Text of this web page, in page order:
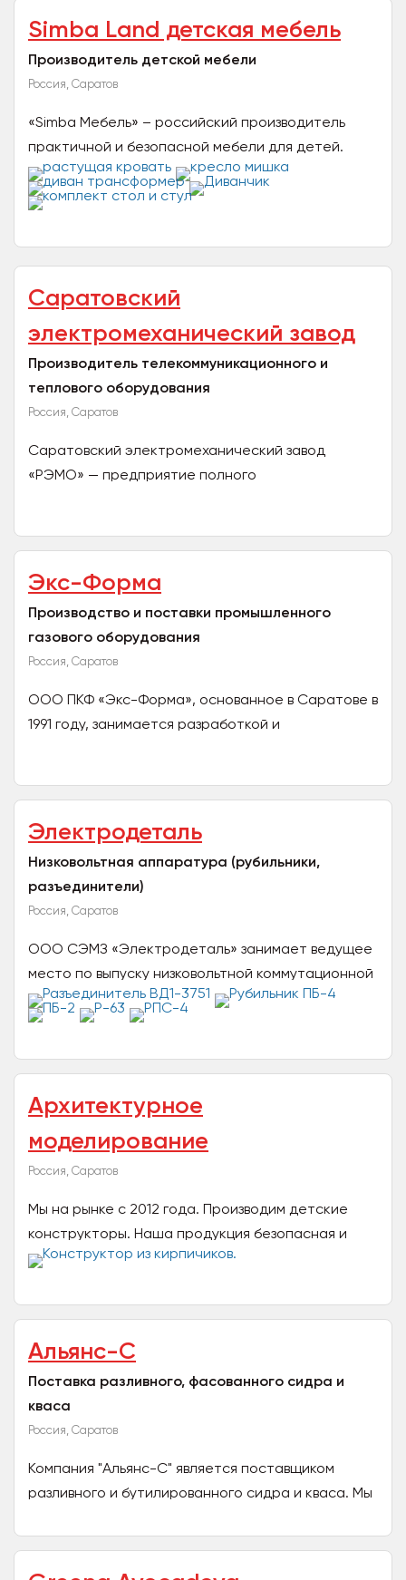
Simba Land детская мебель
Производитель детской мебели
Россия, Саратов
«Simba Мебель» – российский производитель
практичной и безопасной мебели для детей.
Компания специализируется на создании
функциональных и стильных...
Саратовский
электромеханический завод
Производитель телекоммуникационного и
теплового оборудования
Россия, Саратов
Саратовский электромеханический завод
«РЭМО» — предприятие полного
Экс-Форма
Производство и поставки промышленного
газового оборудования
Россия, Саратов
ООО ПКФ «Экс-Форма», основанное в Саратове в
1991 году, занимается разработкой и
Электродеталь
Низковольтная аппаратура (рубильники,
разъединители)
Россия, Саратов
ООО СЭМЗ «Электродеталь» занимает ведущее
место по выпуску низковольтной коммутационной
аппаратуры на токи 100 – 1000А и является
одним из старейших...
Архитектурное
моделирование
Россия, Саратов
Мы на рынке с 2012 года. Производим детские
конструкторы. Наша продукция безопасная и
имеет все необходимые сертификаты
Альянс-С
Поставка разливного, фасованного сидра и
кваса
Россия, Саратов
Компания "Альянс-С" является поставщиком
разливного и бутилированного сидра и кваса. Мы
доступной цене. Для...